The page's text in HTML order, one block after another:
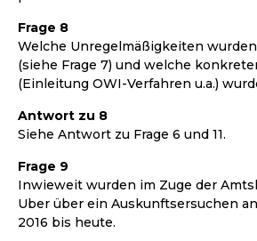
Frage 8
Welche Unregelmäßigkeiten
(siehe Frage 7) und welche
(Einleitung OWI-Verfahren u.a.)
Antwort zu 8
Siehe Antwort zu Frage 6 und 11.
Frage 9
Inwieweit wurden im Zuge der
Uber über ein Auskunftsersuchen
2016 bis heute.